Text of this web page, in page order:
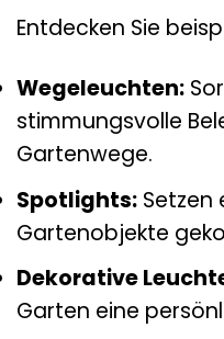
Entdecken Sie
Wegeleuchten:
stimmungsvolle
Gartenwege.
Spotlights: Setzen
Gartenobjekte
Dekorative
Garten eine